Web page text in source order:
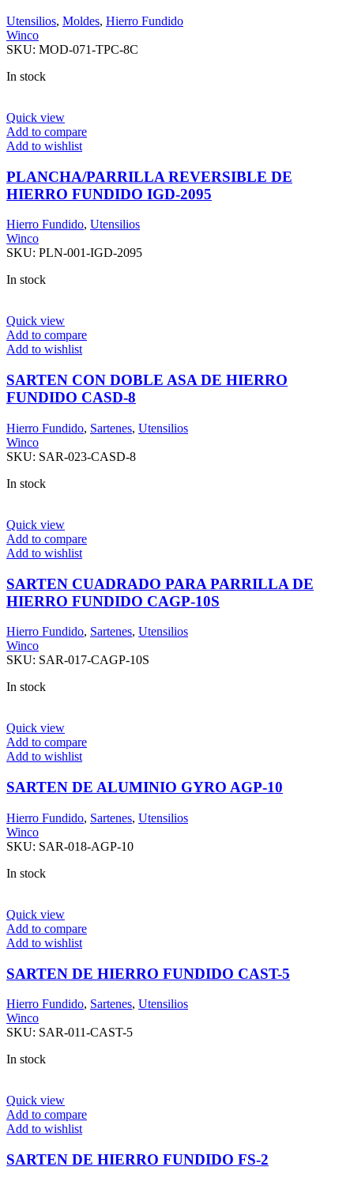
Utensilios, Moldes, Hierro Fundido
Winco
SKU: MOD-071-TPC-8C
In stock
Quick view
Add to compare
Add to wishlist
PLANCHA/PARRILLA REVERSIBLE DE
HIERRO FUNDIDO IGD-2095
Hierro Fundido, Utensilios
Winco
SKU: PLN-001-IGD-2095
In stock
Quick view
Add to compare
Add to wishlist
SARTEN CON DOBLE ASA DE HIERRO
FUNDIDO CASD-8
Hierro Fundido, Sartenes, Utensilios
Winco
SKU: SAR-023-CASD-8
In stock
Quick view
Add to compare
Add to wishlist
SARTEN CUADRADO PARA PARRILLA DE
HIERRO FUNDIDO CAGP-10S
Hierro Fundido, Sartenes, Utensilios
Winco
SKU: SAR-017-CAGP-10S
In stock
Quick view
Add to compare
Add to wishlist
SARTEN DE ALUMINIO GYRO AGP-10
Hierro Fundido, Sartenes, Utensilios
Winco
SKU: SAR-018-AGP-10
In stock
Quick view
Add to compare
Add to wishlist
SARTEN DE HIERRO FUNDIDO CAST-5
Hierro Fundido, Sartenes, Utensilios
Winco
SKU: SAR-011-CAST-5
In stock
Quick view
Add to compare
Add to wishlist
SARTEN DE HIERRO FUNDIDO FS-2